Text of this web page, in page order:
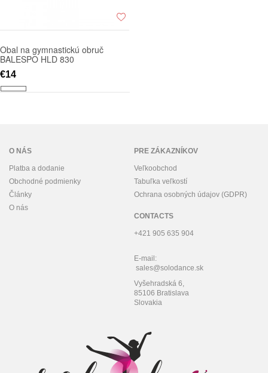
Obal na gymnastickú obruč
BALESPO HLD 830
€14
O NÁS
Platba a dodanie
Obchodné podmienky
Články
O nás
PRE ZÁKAZNÍKOV
Veľkoobchod
Tabuľka veľkostí
Ochrana osobných údajov (GDPR)
CONTACTS
+421 905 635 904
E-mail:
sales@solodance.sk
Vyšehradská 6,
85106 Bratislava
Slovakia